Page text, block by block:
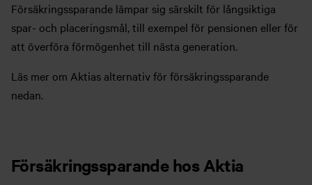
Försäkringssparande lämpar sig särskilt för långsiktiga
spar- och placeringsmål, till exempel för pensionen eller för
att överföra förmögenhet till nästa generation.
Läs mer om Aktias alternativ för försäkringssparande
nedan.
Försäkringssparande hos Aktia